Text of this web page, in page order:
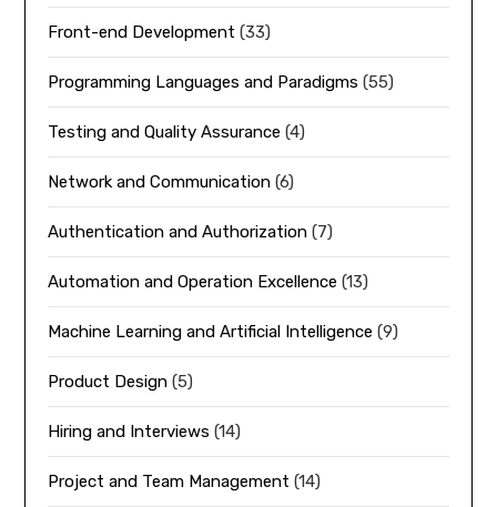
Front-end Development (33)
Programming Languages and Paradigms (55)
Testing and Quality Assurance (4)
Network and Communication (6)
Authentication and Authorization (7)
Automation and Operation Excellence (13)
Machine Learning and Artificial Intelligence (9)
Product Design (5)
Hiring and Interviews (14)
Project and Team Management (14)